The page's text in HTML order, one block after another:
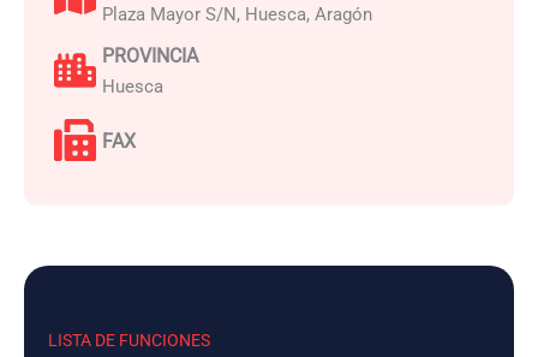
Plaza Mayor S/N, Huesca, Aragón
PROVINCIA
Huesca
FAX
LISTA DE FUNCIONES